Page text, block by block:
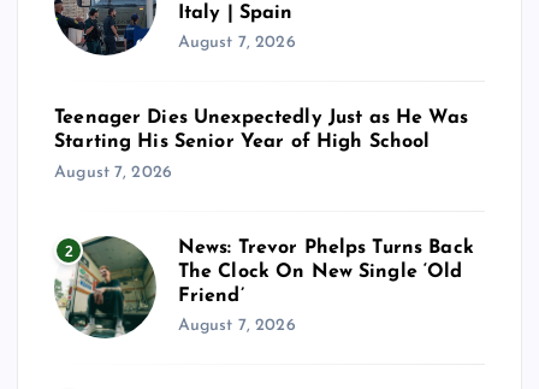
Italy | Spain
August 7, 2026
Teenager Dies Unexpectedly Just as He Was
Starting His Senior Year of High School
August 7, 2026
2
News: Trevor Phelps Turns Back
The Clock On New Single ‘Old
Friend’
August 7, 2026